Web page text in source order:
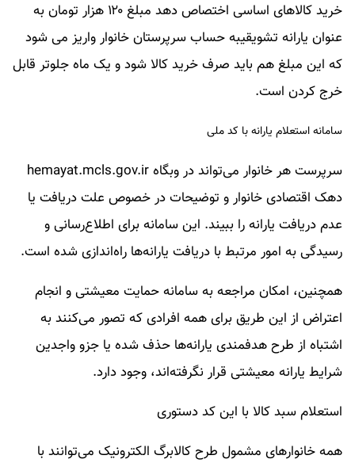
خرید کالاهای اساسی اختصاص دهد مبلغ ۱۲۰ هزار تومان به
عنوان یارانه تشویقیبه حساب سرپرستان خانوار واریز می شود
که این مبلغ هم باید صرف خرید کالا شود و یک ماه جلوتر قابل
خرج کردن است.
سامانه استعلام یارانه با کد ملی
سرپرست هر خانوار می‌تواند در وبگاه hemayat.mcls.gov.ir
دهک اقتصادی خانوار و توضیحات در خصوص علت دریافت یا
عدم دریافت یارانه را ببیند. این سامانه برای اطلاع‌رسانی و
رسیدگی به امور مرتبط با دریافت یارانه‌ها راه‌اندازی شده است.
همچنین، امکان مراجعه به سامانه حمایت معیشتی و انجام
اعتراض از این طریق برای همه افرادی که تصور می‌کنند به
اشتباه از طرح هدفمندی یارانه‌ها حذف شده یا جزو واجدین
شرایط یارانه معیشتی قرار نگرفته‌اند، وجود دارد.
استعلام سبد کالا با این کد دستوری
همه خانوار‌های مشمول طرح کالابرگ الکترونیک می‌توانند با